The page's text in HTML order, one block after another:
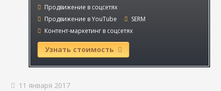
Продвижение в соцсетях
Продвижение в YouTube
SERM
Контент-маркетинг в соцсетях
Узнать стоимость
11 января 2017